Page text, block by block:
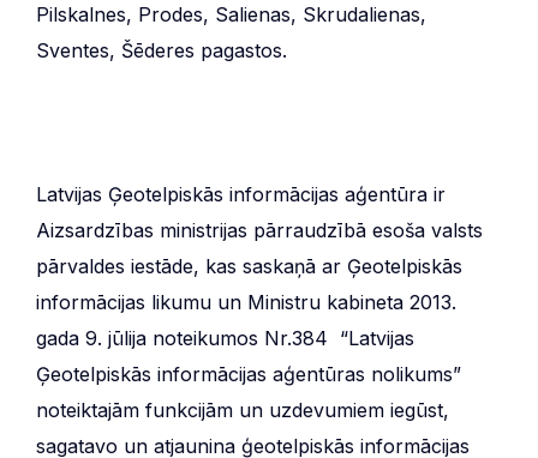
Pilskalnes, Prodes, Salienas, Skrudalienas,
Sventes, Šēderes pagastos.
Latvijas Ģeotelpiskās informācijas aģentūra ir
Aizsardzības ministrijas pārraudzībā esoša valsts
pārvaldes iestāde, kas saskaņā ar Ģeotelpiskās
informācijas likumu un Ministru kabineta 2013.
gada 9. jūlija noteikumos Nr.384 “Latvijas
Ģeotelpiskās informācijas aģentūras nolikums”
noteiktajām funkcijām un uzdevumiem iegūst,
sagatavo un atjaunina ģeotelpiskās informācijas